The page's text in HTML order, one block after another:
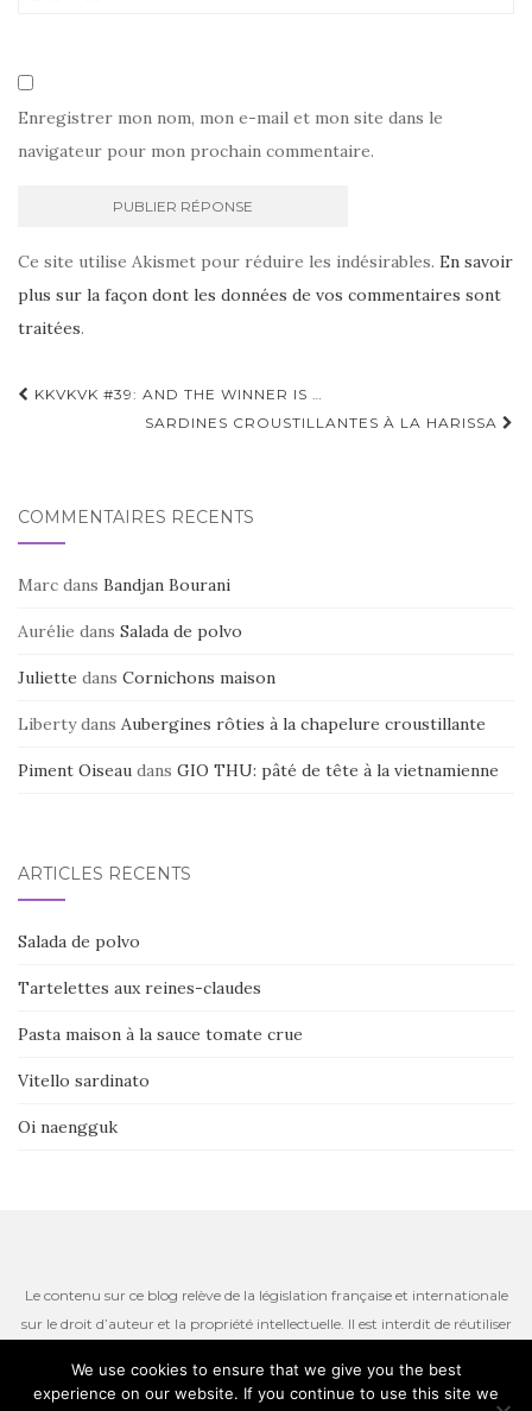
Enregistrer mon nom, mon e-mail et mon site dans le
navigateur pour mon prochain commentaire.
Ce site utilise Akismet pour réduire les indésirables. En savoir
plus sur la façon dont les données de vos commentaires sont
traitées.
Navigation
d'article
KKVKVK #39: AND THE WINNER IS …
SARDINES CROUSTILLANTES À LA HARISSA
COMMENTAIRES RÉCENTS
Marc dans Bandjan Bourani
Aurélie dans Salada de polvo
Juliette dans Cornichons maison
Libertydans Aubergines rôties à la chapelure croustillante
Piment Oiseau dans GIO THU: pâté de tête à la vietnamienne
ARTICLES RÉCENTS
Salada de polvo
Tartelettes aux reines-claudes
Pasta maison à la sauce tomate crue
Vitello sardinato
Oi naengguk
Le contenu sur ce blog relève de la législation française et internationale
sur le droit d’auteur et la propriété intellectuelle. Il est interdit de réutiliser
autres ressources iconographiques qui restent la propriété de l’auteur.
We use cookies to ensure that we give you the best
experience on our website. If you continue to use this site we